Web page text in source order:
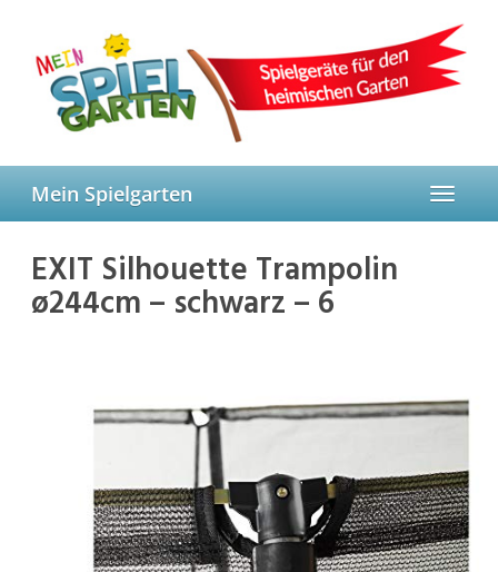
content
Toggle
Mein Spielgarten
EXIT Silhouette Trampolin
ø244cm – schwarz – 6